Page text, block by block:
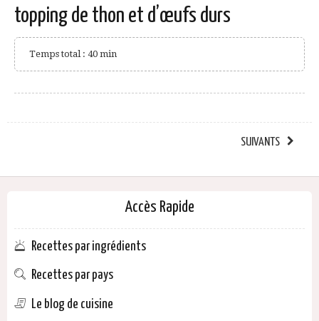
topping de thon et d’œufs durs
Temps total : 40 min
SUIVANTS
Accès Rapide
Recettes par ingrédients
Recettes par pays
Le blog de cuisine